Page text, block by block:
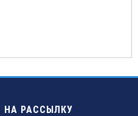
НА РАССЫЛКУ